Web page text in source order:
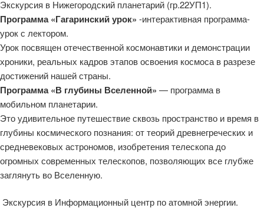
Экскурсия в Нижегородский планетарий (гр.22УП1).
Программа «Гагаринский урок» -интерактивная программа-
урок с лектором.
Урок посвящен отечественной космонавтики и демонстрации
хроники, реальных кадров этапов освоения космоса в разрезе
достижений нашей страны.
Программа «В глубины Вселенной» — программа в
мобильном планетарии.
Это удивительное путешествие сквозь пространство и время в
глубины космического познания: от теорий древнегреческих и
средневековых астрономов, изобретения телескопа до
огромных современных телескопов, позволяющих все глубже
заглянуть во Вселенную.
Экскурсия в Информационный центр по атомной энергии.